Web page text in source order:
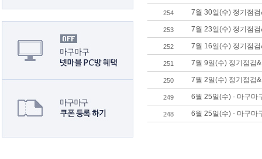
254 7월 30일(수) 정기점
253 7월 23일(수) 정기점
252 7월 16일(수) 정기점
251 7월 9일(수) 정기점검
250 7월 2일(수) 정기점검
249 6월 25일(수) - 마구마
248 6월 25일(수) - 마구마